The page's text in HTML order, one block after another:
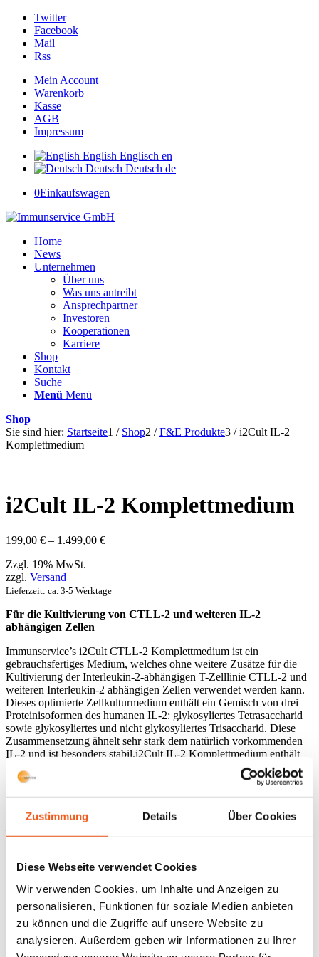
Zustimmung Details Über Cookies
Diese Webseite verwendet Cookies
Wir verwenden Cookies, um Inhalte und Anzeigen zu
personalisieren, Funktionen für soziale Medien anbieten
zu können und die Zugriffe auf unsere Website zu
analysieren. Außerdem geben wir Informationen zu Ihrer
Twitter
Facebook
Mail
Rss
Mein Account
Warenkorb
Kasse
AGB
Impressum
English Englisch en
Deutsch Deutsch de
0Einkaufswagen
Home
News
Unternehmen
Über uns
Was uns antreibt
Ansprechpartner
Investoren
Kooperationen
Karriere
Shop
Kontakt
Suche
Menü Menü
Shop
Sie sind hier: Startseite1 / Shop2 / F&E Produkte3 / i2Cult IL-2
Komplettmedium
i2Cult IL-2 Komplettmedium
199,00 € – 1.499,00 €Preisspanne:
Zzgl. 19% MwSt.
zzgl. Versand
Lieferzeit: ca. 3-5 Werktage
Für die Kultivierung von CTLL-2 und weiteren IL-2
abhängigen Zellen
Immunservice’s i2Cult CTLL-2 Komplettmedium ist ein
gebrauchsfertiges Medium, welches ohne weitere Zusätze für die
Kultivierung der Interleukin-2-abhängigen T-Zelllinie CTLL-2 und
weiteren Interleukin-2 abhängigen Zellen verwendet werden kann.
Dieses optimierte Zellkulturmedium enthält ein Gemisch von drei
Proteinisoformen des humanen IL-2: glykosyliertes Tetrasaccharid
sowie glykosyliertes und nicht glykosyliertes Trisaccharid. Diese
Zusammensetzung ähnelt sehr stark dem natürlich vorkommenden
IL-2 und ist besonders stabil.i2Cult IL-2 Komplettmedium enthält
FCS sowie weitere Zusätze für eine optimale Proliferation von IL-2
abhängigen Zellen. Zusätzlich ermöglicht das Medium höchste
Bitte beachten Sie auch unsereBestell- und Versandinformationen.
Maßeinheit
Zurücksetzen
i2Cult
Komplettmedium
In den Warenkorb
Artikelnummer: IL2.130411.4 Kategorie:
F&E Produkte